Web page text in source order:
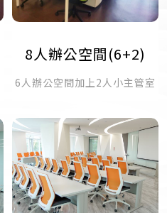
8人辦公空間(6+2)
6人辦公空間加上2人小主管室